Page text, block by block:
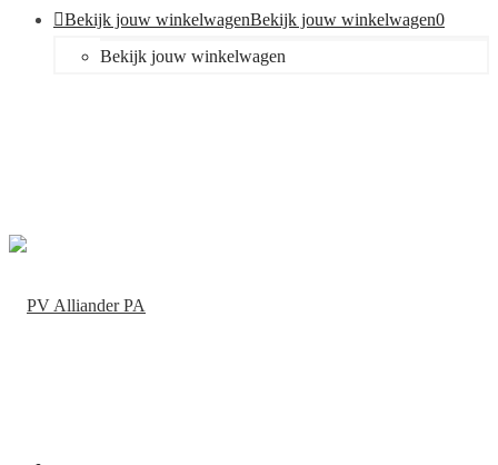
Bekijk jouw winkelwagenBekijk jouw winkelwagen0
Bekijk jouw winkelwagen